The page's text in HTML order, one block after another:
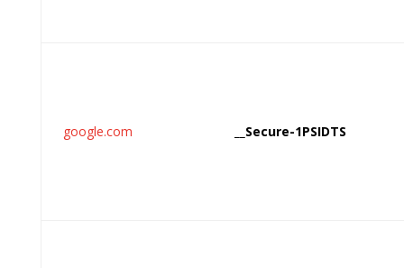
google.com __Secure-1PSIDTS